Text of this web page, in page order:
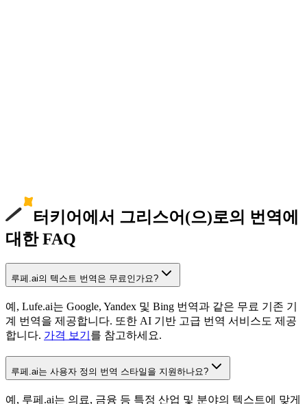
터키어에서 그리스어(으)로의 번역에
대한 FAQ
루페.ai의 텍스트 번역은 무료인가요?
예, Lufe.ai는 Google, Yandex 및 Bing 번역과 같은 무료 기존 기
계 번역을 제공합니다. 또한 AI 기반 고급 번역 서비스도 제공
합니다. 가격 보기 를 참고하세요.
루페.ai는 사용자 정의 번역 스타일을 지원하나요?
예, 루페.ai는 의료, 금융 등 특정 산업 및 분야의 텍스트에 맞게